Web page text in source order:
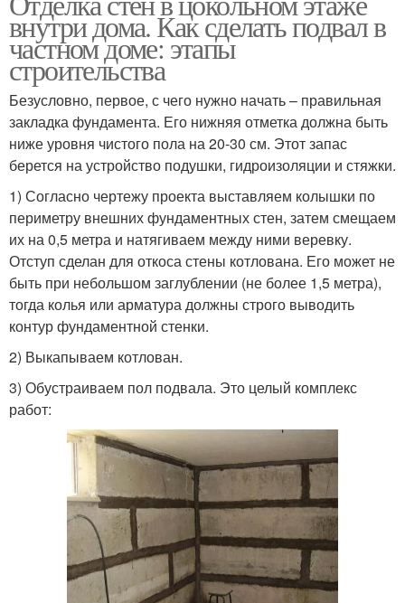
внутри дома. Как сделать подвал в
частном доме: этапы
строительства
Безусловно, первое, с чего нужно начать – правильная
закладка фундамента. Его нижняя отметка должна быть
ниже уровня чистого пола на 20-30 см. Этот запас
берется на устройство подушки, гидроизоляции и стяжки.
1) Согласно чертежу проекта выставляем колышки по
периметру внешних фундаментных стен, затем смещаем
их на 0,5 метра и натягиваем между ними веревку.
Отступ сделан для откоса стены котлована. Его может не
быть при небольшом заглублении (не более 1,5 метра),
тогда колья или арматура должны строго выводить
контур фундаментной стенки.
2) Выкапываем котлован.
3) Обустраиваем пол подвала. Это целый комплекс
работ: